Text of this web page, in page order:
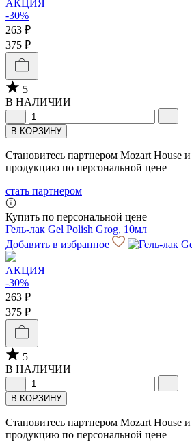
АКЦИЯ
-30%
263 ₽
375 ₽
5
В НАЛИЧИИ
В КОРЗИНУ
Становитесь партнером Mozart House
продукцию по персональной цене
стать партнером
Купить по персональной цене
Гель-лак Gel Polish Grog, 10мл
Добавить в избранное
АКЦИЯ
-30%
263 ₽
375 ₽
5
В НАЛИЧИИ
В КОРЗИНУ
Становитесь партнером Mozart House
продукцию по персональной цене